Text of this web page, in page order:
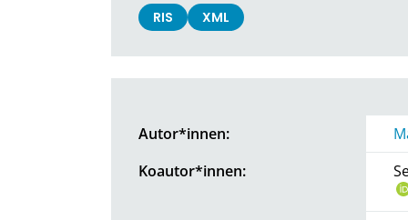
RIS XML
Autor*innen:
Koautor*innen: